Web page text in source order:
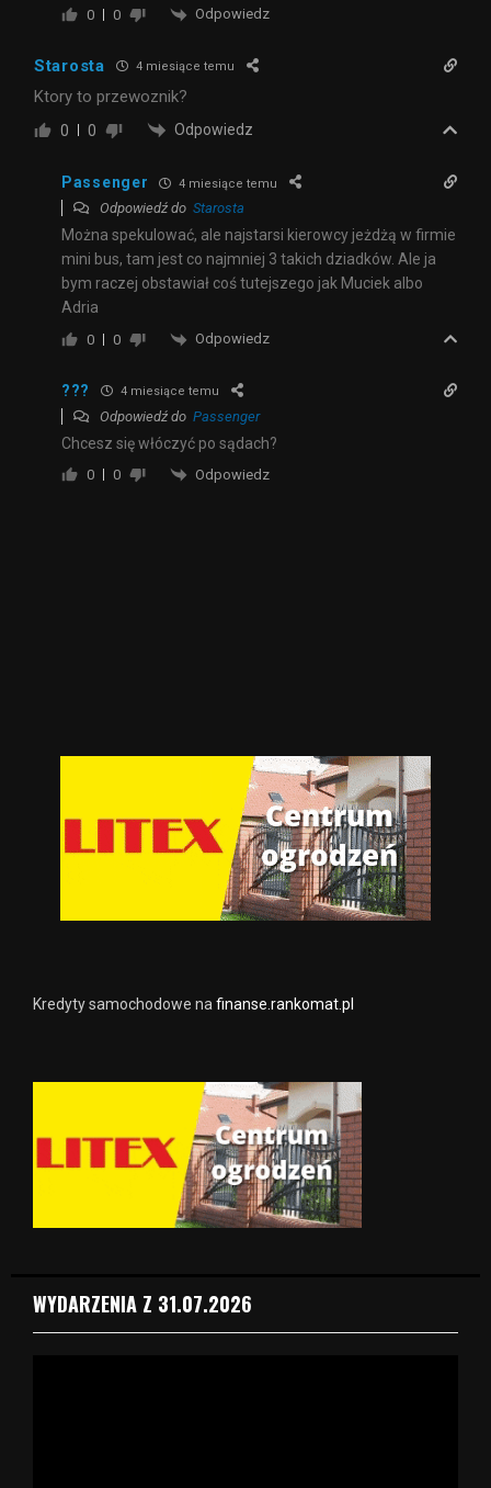
0 0 Odpowiedz
Starosta 4 miesiące temu
Ktory to przewoznik?
0 0 Odpowiedz
Passenger 4 miesiące temu
Odpowiedź do Starosta
Można spekulować, ale najstarsi kierowcy jeżdżą w firmie
mini bus, tam jest co najmniej 3 takich dziadków. Ale ja
bym raczej obstawiał coś tutejszego jak Muciek albo
Adria
0 0 Odpowiedz
??? 4 miesiące temu
Odpowiedź do Passenger
Chcesz się włóczyć po sądach?
0 0 Odpowiedz
Kredyty samochodowe nafinanse.rankomat.pl
WYDARZENIA Z 31.07.2026